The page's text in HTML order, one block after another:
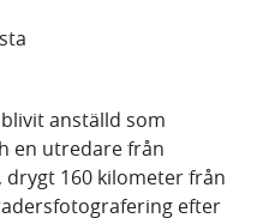
anställd som
en utredare från
drygt 160 kilometer från
efter